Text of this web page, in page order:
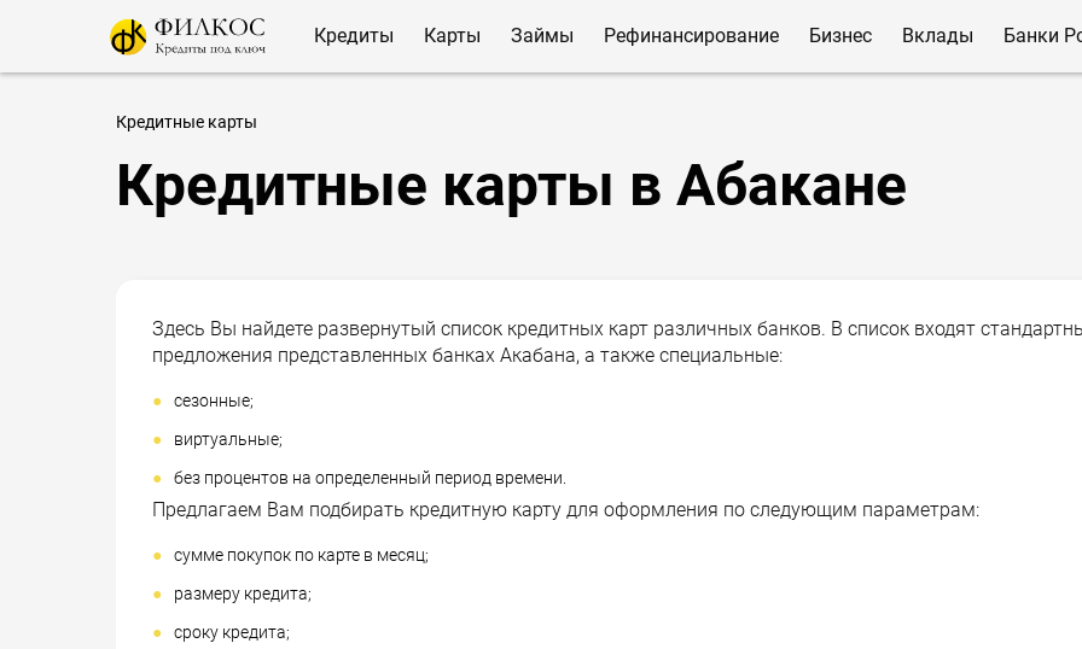
Кредиты Карты Займы Рефинансирование Бизнес Вклады Банки
Кредитные карты
Кредитные карты в Абакане
Здесь Вы найдете развернутый список кредитных карт различных банков. В список входят
предложения представленных банках Акабана, а также специальные:
сезонные;
виртуальные;
без процентов на определенный период времени.
Предлагаем Вам подбирать кредитную карту для оформления по следующим параметрам:
сумме покупок по карте в месяц;
размеру кредита;
сроку кредита;